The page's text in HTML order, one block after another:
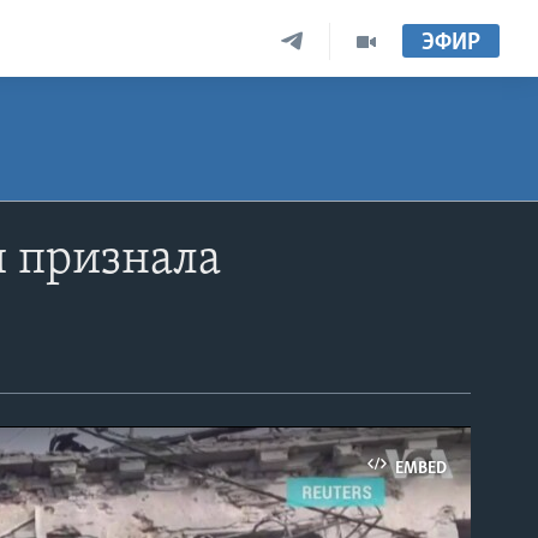
ЭФИР
признала
EMBED